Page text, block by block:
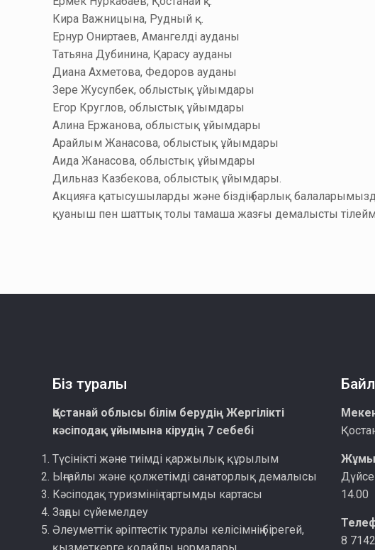
Кира Важницына, Рудный қ.
Ернур Ониртаев, Амангелді ауданы
Татьяна Дубинина, Қарасу ауданы
Диана Ахметова, Федоров ауданы
Зере Жусупбек, облыстық ұйымдары
Егор Круглов, облыстық ұйымдары
Алина Ержанова, облыстық ұйымдары
Арайлым Жанасова, облыстық ұйымдары
Аида Жанасова, облыстық ұйымдары
Дильназ Казбекова, облыстық ұйымдары.
Акцияға қатысушыларды және біздің барлық
қуаныш пен шаттық толы тамаша жазғы демалысты
Біз туралы
Қостанай облысы білім берудің Жергілікті
кәсіподақ ұйымына кірудің 7 себебі
Түсінікті және тиімді қаржылық құрылым
Ыңғайлы және қолжетімді санаторлық демалысы
Кәсіподақ туризмінің тартымды картасы
Заңды сүйемелдеу
Әлеуметтік әріптестік туралы келісімнің бірегей,
14.00
8